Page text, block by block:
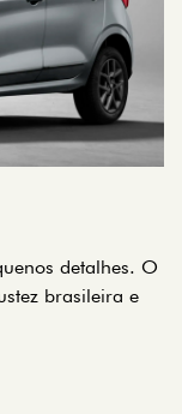
detalhes. O
brasileira e